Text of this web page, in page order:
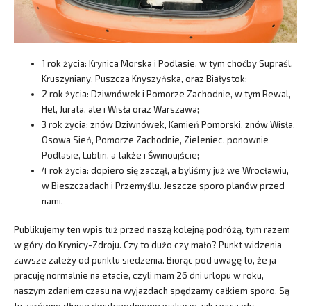
1 rok życia: Krynica Morska i Podlasie, w tym choćby Supraśl,
Kruszyniany, Puszcza Knyszyńska, oraz Białystok;
2 rok życia: Dziwnówek i Pomorze Zachodnie, w tym Rewal,
Hel, Jurata, ale i Wisła oraz Warszawa;
3 rok życia: znów Dziwnówek, Kamień Pomorski, znów Wisła,
Osowa Sień, Pomorze Zachodnie, Zieleniec, ponownie
Podlasie, Lublin, a także i Świnoujście;
4 rok życia: dopiero się zaczął, a byliśmy już we Wrocławiu,
w Bieszczadach i Przemyślu. Jeszcze sporo planów przed
nami.
Publikujemy ten wpis tuż przed naszą kolejną podróżą, tym razem
w góry do Krynicy-Zdroju. Czy to dużo czy mało? Punkt widzenia
zawsze zależy od punktu siedzenia. Biorąc pod uwagę to, że ja
pracuję normalnie na etacie, czyli mam 26 dni urlopu w roku,
naszym zdaniem czasu na wyjazdach spędzamy całkiem sporo. Są